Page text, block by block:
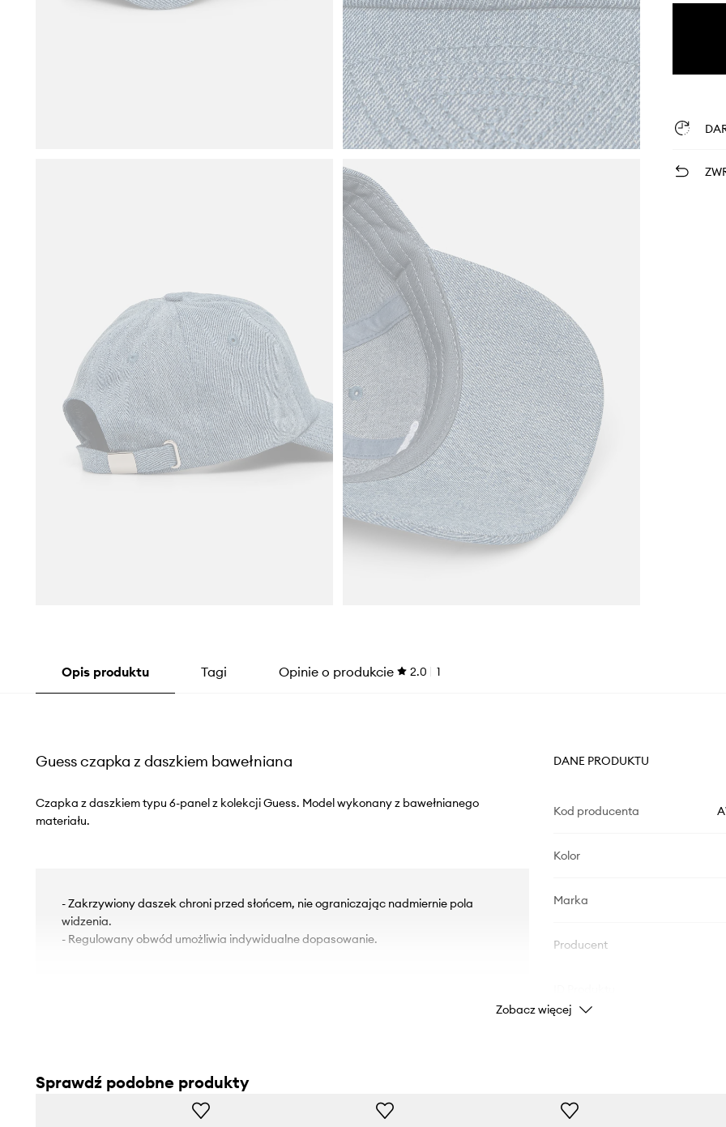
Opis produktu Tagi Opinie o produkcie 2.0 1
Guess czapka z daszkiem bawełniana
Czapka z daszkiem typu 6-panel z kolekcji Guess. Model wykonany z bawełnianego
materiału.
- Zakrzywiony daszek chroni przed słońcem, nie ograniczając nadmiernie pola
widzenia.
- Regulowany obwód umożliwia indywidualne dopasowanie.
DANE PRODUKTU
Kod producenta
Kolor
Marka
Producent
Zobacz więcej
Sprawdź podobne produkty